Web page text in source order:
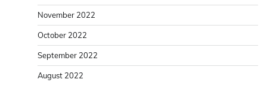
November 2022
October 2022
September 2022
August 2022